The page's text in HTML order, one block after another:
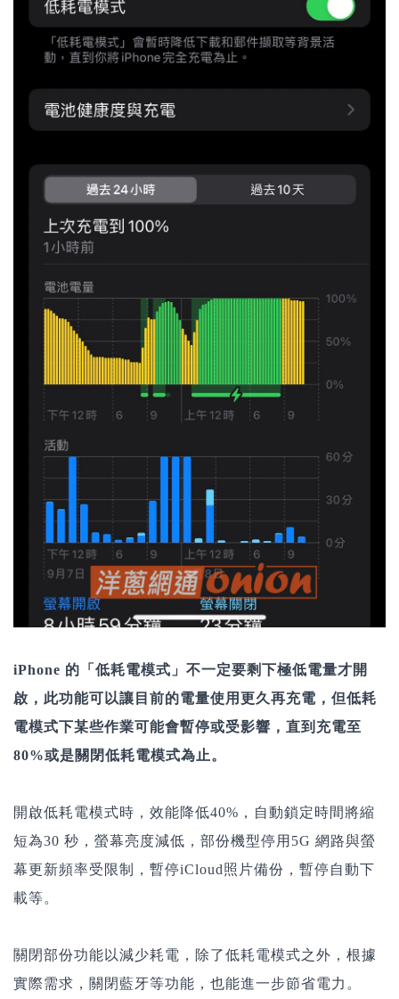
iPhone 的「低耗電模式」不一定要剩下極低電量才開
啟，此功能可以讓目前的電量使用更久再充電，但低耗
電模式下某些作業可能會暫停或受影響，直到充電至
80%或是關閉低耗電模式為止。
開啟低耗電模式時，效能降低40%，自動鎖定時間將縮
短為30 秒，螢幕亮度減低，部份機型停用5G 網路與螢
幕更新頻率受限制，暫停iCloud照片備份，暫停自動下
載等。
關閉部份功能以減少耗電，除了低耗電模式之外，根據
實際需求，關閉藍牙等功能，也能進一步節省電力。